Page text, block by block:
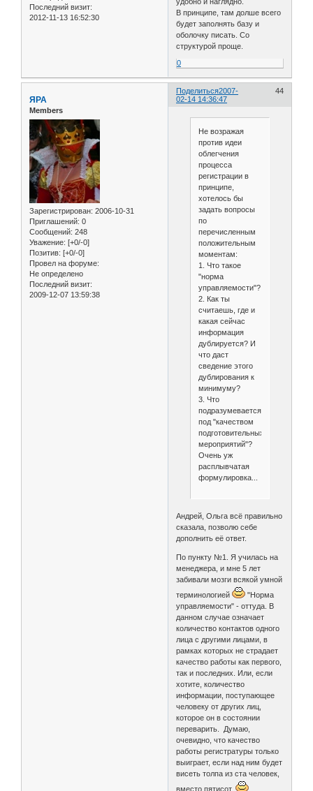
Последний визит:
2012-11-13 16:52:30
В принципе, там долше всего
будет заполнять базу и
оболочку писать. Со
структурой проще.
0
Поделиться 44
2007-
02-14 14:36:47
ЯРА
Members
Зарегистрирован: 2006-10-31
Приглашений: 0
Сообщений: 248
Уважение: [+0/-0]
Позитив: [+0/-0]
Провел на форуме:
Не определено
Последний визит:
2009-12-07 13:59:38
Не возражая
против идеи
облегчения
процесса
регистрации в
принципе,
хотелось бы
задать вопросы
по
перечисленным
положительным
моментам:
1. Что такое
"норма
управляемости"?
2. Как ты
считаешь, где и
какая сейчас
информация
дублируется? И
что даст
сведение этого
дублирования к
минимуму?
3. Что
подразумевается
под "качеством
подготовительных
мероприятий"?
Очень уж
расплывчатая
формулировка...
Андрей, Ольга всё правильно
сказала, позволю себе
дополнить её ответ.
По пункту №1. Я училась на
менеджера, и мне 5 лет
забивали мозги всякой умной
терминологией
"Норма
управляемости" - оттуда. В
данном случае означает
количество контактов одного
лица с другими лицами, в
рамках которых не страдает
качество работы как первого,
так и последних. Или, если
хотите, количество
информации, поступающее
человеку от других лиц,
которое он в состоянии
переварить. Думаю,
очевидно, что качество
работы регистратуры только
выиграет, если над ним будет
висеть толпа из ста человек,
вместо пятисот.